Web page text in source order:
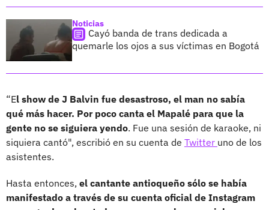
Noticias
Cayó banda de trans dedicada a
quemarle los ojos a sus víctimas en Bogotá
“El show de J Balvin fue desastroso, el man no sabía
qué más hacer. Por poco canta el Mapalé para que la
gente no se siguiera yendo. Fue una sesión de karaoke, ni
siquiera cantó", escribió en su cuenta de Twitter uno de los
asistentes.
Hasta entonces, el cantante antioqueño sólo se había
manifestado a través de su cuenta oficial de Instagram